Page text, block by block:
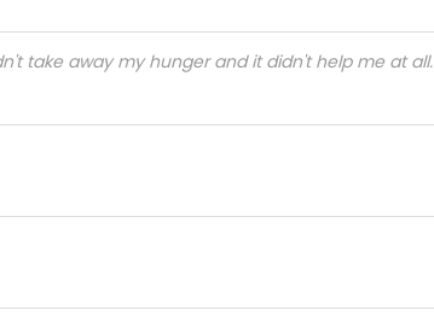
take away my hunger and it didn't help me at all.